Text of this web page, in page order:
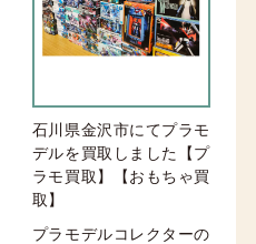
石川県金沢市にてプラモ
デルを買取しました【プ
ラモ買取】【おもちゃ買
取】
プラモデルコレクターの